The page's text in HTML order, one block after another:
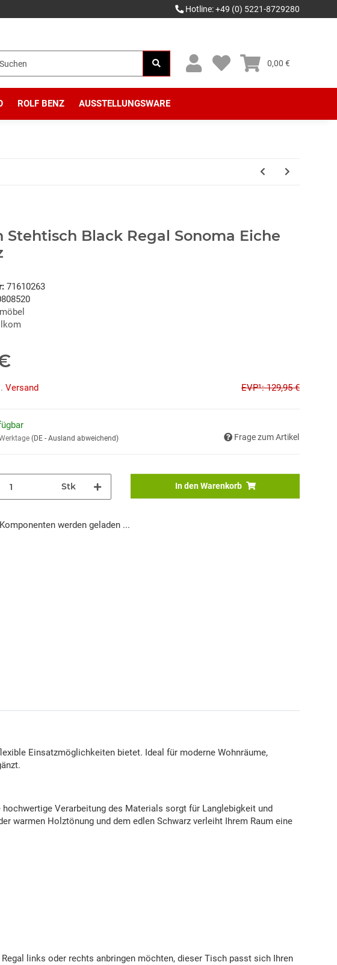
Hotline: +49 (0) 5221-8729280
0,00 €
ROLF BENZ AUSSTELLUNGSWARE
Stehtisch Black Regal Sonoma Eiche
71610263
Versand EVP¹: 129,95 €
(DE - Ausland abweichend) Frage zum Artikel
Stk In den Warenkorb
Komponenten werden geladen ...
Einsatzmöglichkeiten bietet. Ideal für moderne Wohnräume,
Verarbeitung des Materials sorgt für Langlebigkeit und
warmen Holztönung und dem edlen Schwarz verleiht Ihrem Raum eine
links oder rechts anbringen möchten, dieser Tisch passt sich Ihren